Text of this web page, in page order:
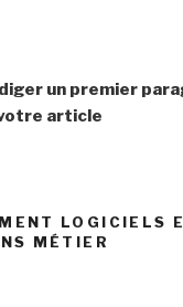
un premier
article
LOGICIELS
MÉTIER